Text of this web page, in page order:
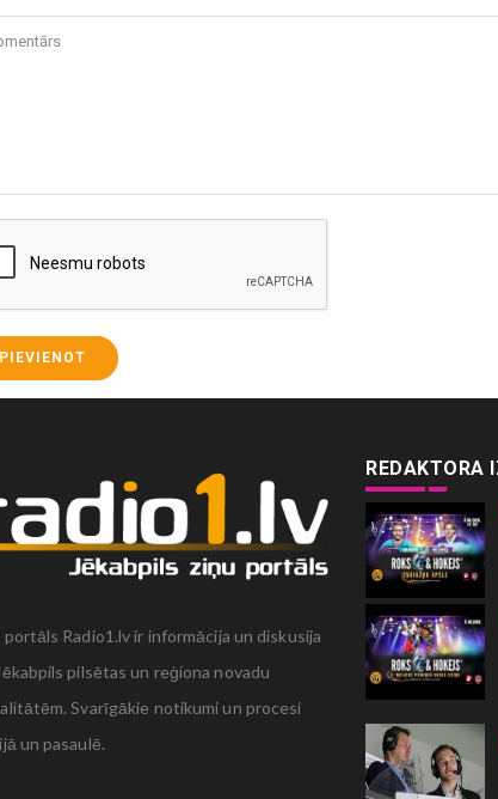
PIEVIENOT
portāls Radio1.lv ir informācija un diskusija
pilsētas un reģiona novadu
Svarīgākie notikumi un procesi
un pasaulē.
REDAKTORA